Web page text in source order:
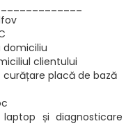
domiciliu
clientului
curățare placă de bază
și diagnosticare